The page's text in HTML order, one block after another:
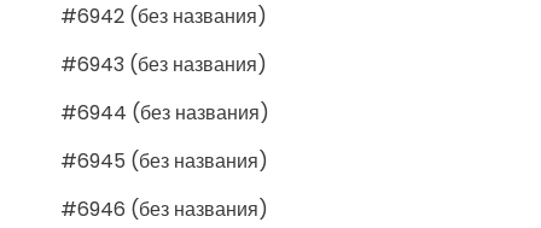
#6942 (без названия)
#6943 (без названия)
#6944 (без названия)
#6945 (без названия)
#6946 (без названия)